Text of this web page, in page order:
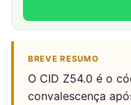
BREVE RESUMO
O CID Z54.0 é o
convalescença